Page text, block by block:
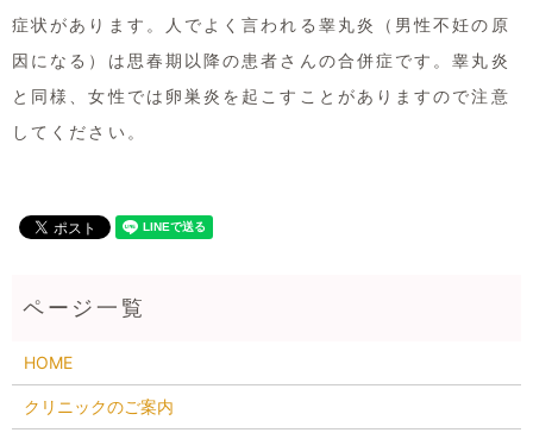
症状があります。人でよく言われる睾丸炎（男性不妊の原
因になる）は思春期以降の患者さんの合併症です。睾丸炎
と同様、女性では卵巣炎を起こすことがありますので注意
してください。
HOME
クリニックのご案内